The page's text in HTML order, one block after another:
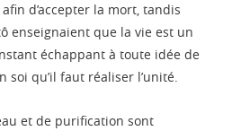
d’accepter la mort, tandis
enseignaient que la vie est un
échappant à toute idée de
soi qu’il faut réaliser l’unité.
et de purification sont